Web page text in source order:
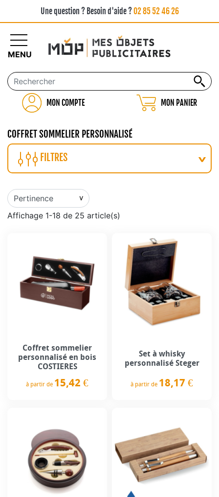
Une question ? Besoin d'aide ?02 85 52 46 26
MON COMPTE MON PANIER
MENU
COFFRET SOMMELIER PERSONNALISÉ
FILTRES
Affichage 1-18 de 25 article(s)
Coffret sommelier
personnalisé en bois
COSTIERES
à partir de 15,42 €
Set à whisky
personnalisé Steger
à partir de 18,17 €